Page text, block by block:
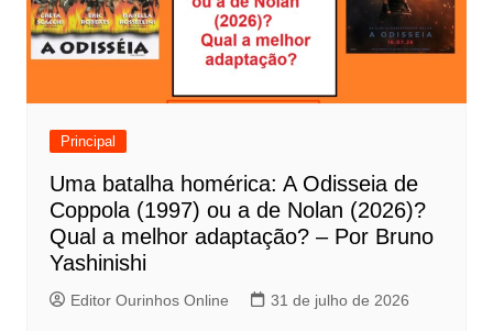
ã
o
d
Principal
Uma batalha homérica: A Odisseia de
Coppola (1997) ou a de Nolan (2026)?
Qual a melhor adaptação? – Por Bruno
Yashinishi
Editor Ourinhos Online 31 de julho de 2026